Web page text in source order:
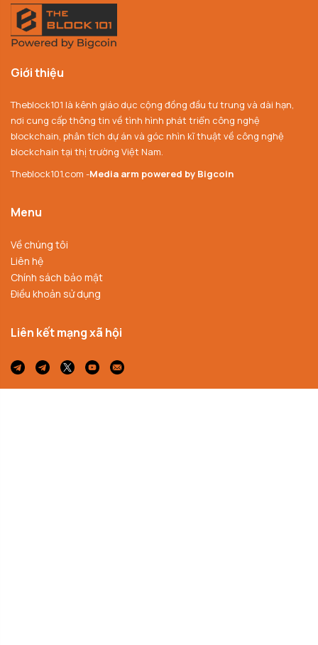
Giới thiệu
Theblock101 là kênh giáo dục cộng đồng đầu tư trung và dài hạn,
nơi cung cấp thông tin về tình hình phát triển công nghệ
blockchain, phân tích dự án và góc nhìn kĩ thuật về công nghệ
blockchain tại thị trường Việt Nam.
Theblock101.com -Media arm powered by Bigcoin
Menu
Về chúng tôi
Liên hệ
Chính sách bảo mật
Điều khoản sử dụng
Liên kết mạng xã hội